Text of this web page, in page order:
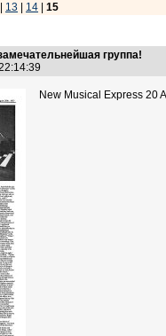
13 14
15
группа!
New Musical Express 20